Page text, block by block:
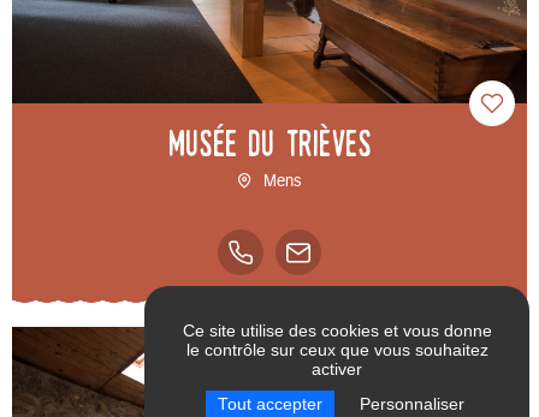
Musée du Trièves
Mens
RÉINITIALISER LES
FILTRES
Ce site utilise des cookies et vous donne
le contrôle sur ceux que vous souhaitez
activer
Tout accepter Personnaliser